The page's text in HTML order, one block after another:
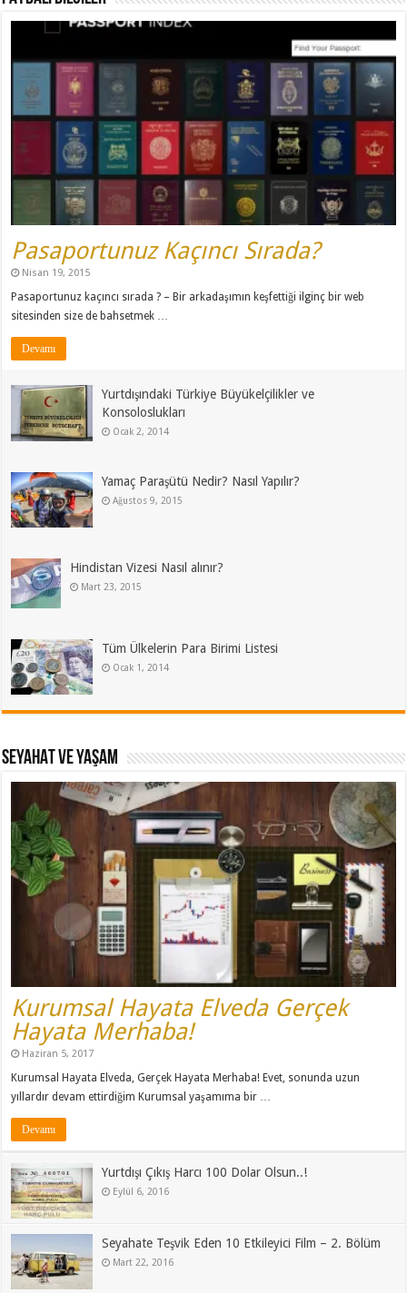
Pasaportunuz Kaçıncı Sırada?
Nisan 19, 2015
Pasaportunuz kaçıncı sırada ? – Bir arkadaşımın keşfettiği ilginç bir web
sitesinden size de bahsetmek …
Devamı
Yurtdışındaki Türkiye Büyükelçilikler ve
Konsoloslukları
Ocak 2, 2014
Yamaç Paraşütü Nedir? Nasıl Yapılır?
Ağustos 9, 2015
Hindistan Vizesi Nasıl alınır?
Mart 23, 2015
Tüm Ülkelerin Para Birimi Listesi
Ocak 1, 2014
SEYAHAT VE YAŞAM
Kurumsal Hayata Elveda Gerçek
Hayata Merhaba!
Haziran 5, 2017
Kurumsal Hayata Elveda, Gerçek Hayata Merhaba! Evet, sonunda uzun
yıllardır devam ettirdiğim Kurumsal yaşamıma bir …
Devamı
Yurtdışı Çıkış Harcı 100 Dolar Olsun..!
Eylül 6, 2016
Seyahate Teşvik Eden 10 Etkileyici Film – 2. Bölüm
Mart 22, 2016